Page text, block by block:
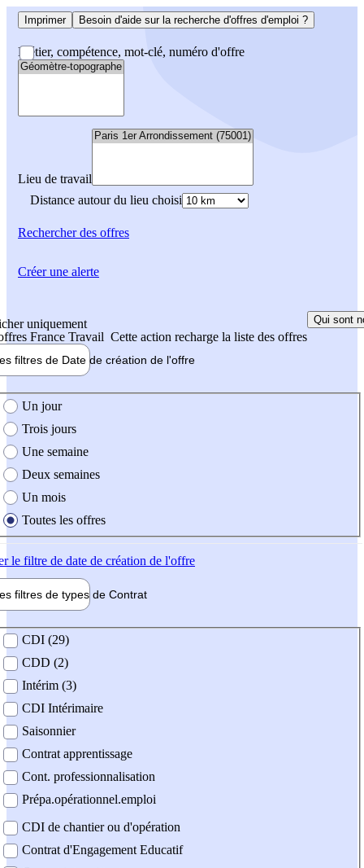
Imprimer Besoin d'aide sur la recherche d'offres d'emploi ?
Métier, compétence, mot-clé, numéro d'offre
Lieu de travail
Distance autour du lieu choisi
Rechercherdes offres
uniquement
France Travail Cette action recharge la liste des offres
Qui sont
filtres de Date de création de l'offre
création de l'offre
Un jour
Trois jours
Une semaine
Deux semaines
Un mois
Toutes les offres
le filtre de date de création de l'offre
filtres de types de Contrat
contrat
CDI (29)
CDD (2)
Intérim (3)
CDI Intérimaire
Saisonnier
Contrat apprentissage
Cont. professionnalisation
Prépa.opérationnel.emploi
CDI de chantier ou d'opération
Contrat d'Engagement Educatif
Créer une alerte